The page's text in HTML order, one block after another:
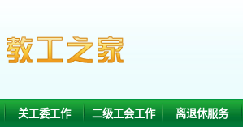
关工委工作 二级工会工作 离退休服务